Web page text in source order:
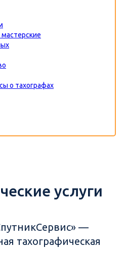
о тахографах
услуги
—
тахографическая